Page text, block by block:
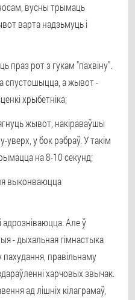
вусны трымаць
варта надзьмуць і
праз рот з гукам "пахвіну".
спустошыцца, а жывот -
хрыбетніка;
жывот, накіраваўшы
уверх, у бок рэбраў. У такім
на 8-10 секунд;
выконваюцца
адрозніваюцца. Але ў
- дыхальная гімнастыка
правільнаму
харчовых звычак.
ад лішніх кілаграмаў,